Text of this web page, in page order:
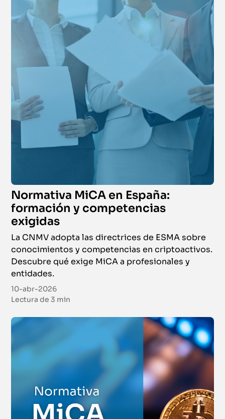
Normativa MiCA en España:
formación y competencias
exigidas
La CNMV adopta las directrices de ESMA sobre
conocimientos y competencias en criptoactivos.
Descubre qué exige MiCA a profesionales y
entidades.
10-abr-2026
Lectura de3 min